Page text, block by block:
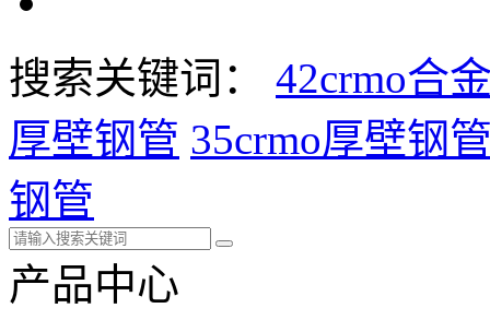
搜索关键词：
42crmo合
厚壁钢管 35crmo厚壁钢
钢管
产品中心